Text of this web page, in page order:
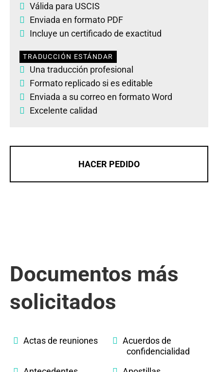
Válida para USCIS
Enviada en formato PDF
Incluye un certificado de exactitud
TRADUCCIÓN ESTÁNDAR
Una traducción profesional
Formato replicado si es editable
Enviada a su correo en formato Word
Excelente calidad
HACER PEDIDO
Documentos más
solicitados
Actas de reuniones
Acuerdos de
confidencialidad